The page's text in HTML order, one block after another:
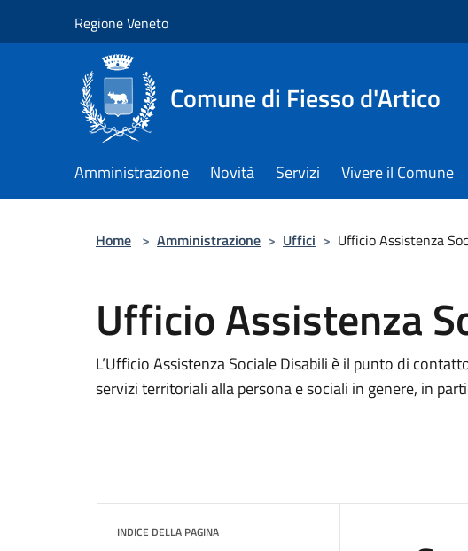
Regione Veneto
Comune di Fiesso d'Artico
Amministrazione Novità Servizi Vivere il Comune
Home > Amministrazione > Uffici > Ufficio Assistenza
Ufficio Assistenza
L’Ufficio Assistenza Sociale Disabili è il punto di
servizi territoriali alla persona e sociali in genere, in
INDICE DELLA PAGINA